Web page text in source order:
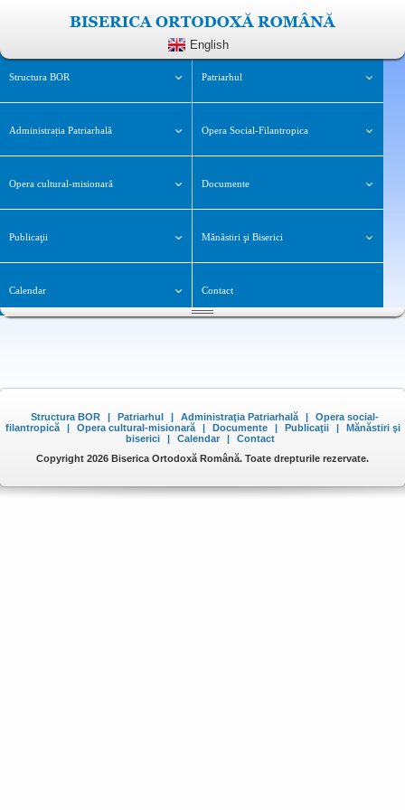
English
Structura BOR Patriarhul
Administrația Patriarhală Opera Social-Filantropica
Opera cultural-misionară Documente
Publicaţii Mănăstiri şi Biserici
Calendar Contact
Structura BOR | Patriarhul | Administraţia Patriarhală |
Opera social-
filantropică
| Opera cultural-misionară | Documente | Publicaţii |
Mănăstiri şi
biserici
| Calendar |
Contact
Copyright 2026 Biserica Ortodoxă Română. Toate drepturile rezervate.